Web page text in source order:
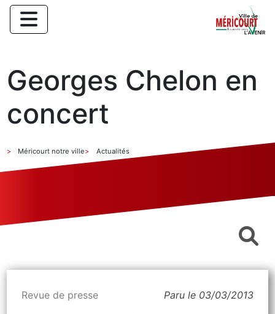
Georges Chelon en
concert
Méricourt notre ville Actualités
Revue de presse Paru le 03/03/2013